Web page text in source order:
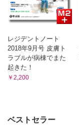
レジデントノート
2018年9月号 皮膚ト
ラブルが病棟でまた
起きた！
￥2,200
ベストセラー